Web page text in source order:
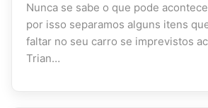
Nunca se sabe o que pode
por isso separamos alguns itens
faltar no seu carro se imprevistos
Trian…